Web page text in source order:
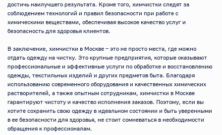
достичь наилучшего результата. Кроме того, химчистки следят за
соблюдением технологий и правил безопасности при работе с
химическими веществами, обеспечивая высокое качество услуг и
безопасность для здоровья клиентов.
В заключение, химчистки в Москве – это не просто места, где можно
отдать одежду на чистку. Это крупные предприятия, которые оказывают
профессиональные и эффективные услуги по обработке и восстановлению
одежды, текстильных изделий и других предметов быта. Благодаря
использованию современного оборудования и качественных химических
растворителей, а также опытным сотрудникам, химчистки в Москве
гарантируют чистоту и качество исполнения заказов. Поэтому, если вы
хотите сохранить свою одежду в идеальном состоянии и быть уверенными
в ее безопасности для здоровья, не стоит сомневаться в необходимости
обращения к профессионалам.